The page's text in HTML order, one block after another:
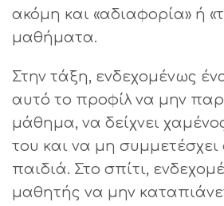
ακόμη και «αδιαφορία» ή
μαθήματα.
Στην τάξη, ενδεχομένως
αυτό το προφίλ να μην
μάθημα, να δείχνει
του και να μη συμμετέσχει
παιδιά. Στο σπίτι,
μαθητής να μην